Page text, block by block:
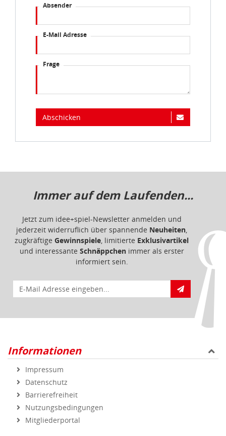
Absender
E-Mail Adresse
Frage
Abschicken
Immer auf dem Laufenden...
Jetzt zum idee+spiel-Newsletter anmelden und
jederzeit widerruflich über spannende Neuheiten,
zugkräftige Gewinnspiele, limitierte Exklusivartikel
und interessante Schnäppchenimmer als erster
informiert sein.
E-Mail für Newsletteranmeldung
Informationen
Impressum
Datenschutz
Barrierefreiheit
Nutzungsbedingungen
Mitgliederportal